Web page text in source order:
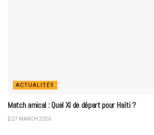
ACTUALITÉS
Match amical : Quel XI de départ pour Haïti ?
27 MARCH 2026